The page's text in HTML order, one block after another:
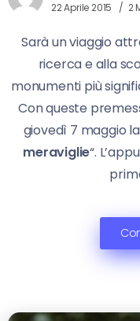
22 Aprile 2015 2
Sarà un viaggio
ricerca e alla
monumenti più
Con queste
giovedì 7 maggio
meraviglie“.